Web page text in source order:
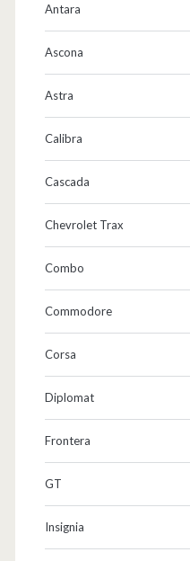
Antara
Ascona
Astra
Calibra
Cascada
Chevrolet Trax
Combo
Commodore
Corsa
Diplomat
Frontera
GT
Insignia